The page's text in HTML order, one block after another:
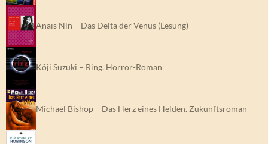
Anaïs Nin – Das Delta der Venus (Lesung)
Kôji Suzuki – Ring. Horror-Roman
Michael Bishop – Das Herz eines Helden. Zukunftsroman